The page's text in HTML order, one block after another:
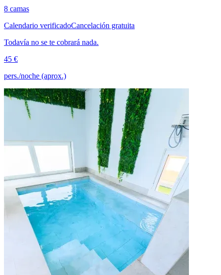
8 camas
Calendario verificadoCancelación gratuita
Todavía no se te cobrará nada.
45 €
pers./noche (aprox.)